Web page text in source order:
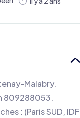
Malabry.
809288053.
: (Paris SUD, IDF